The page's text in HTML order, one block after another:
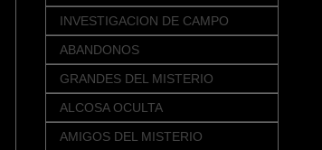
INVESTIGACION DE CAMPO
ABANDONOS
GRANDES DEL MISTERIO
ALCOSA OCULTA
AMIGOS DEL MISTERIO